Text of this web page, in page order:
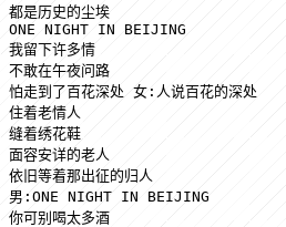
都是历史的尘埃
ONE NIGHT IN BEIJING
我留下许多情
不敢在午夜问路
怕走到了百花深处 女:人说百花的深处
住着老情人
缝着绣花鞋
面容安详的老人
依旧等着那出征的归人
男:ONE NIGHT IN BEIJING
你可别喝太多酒